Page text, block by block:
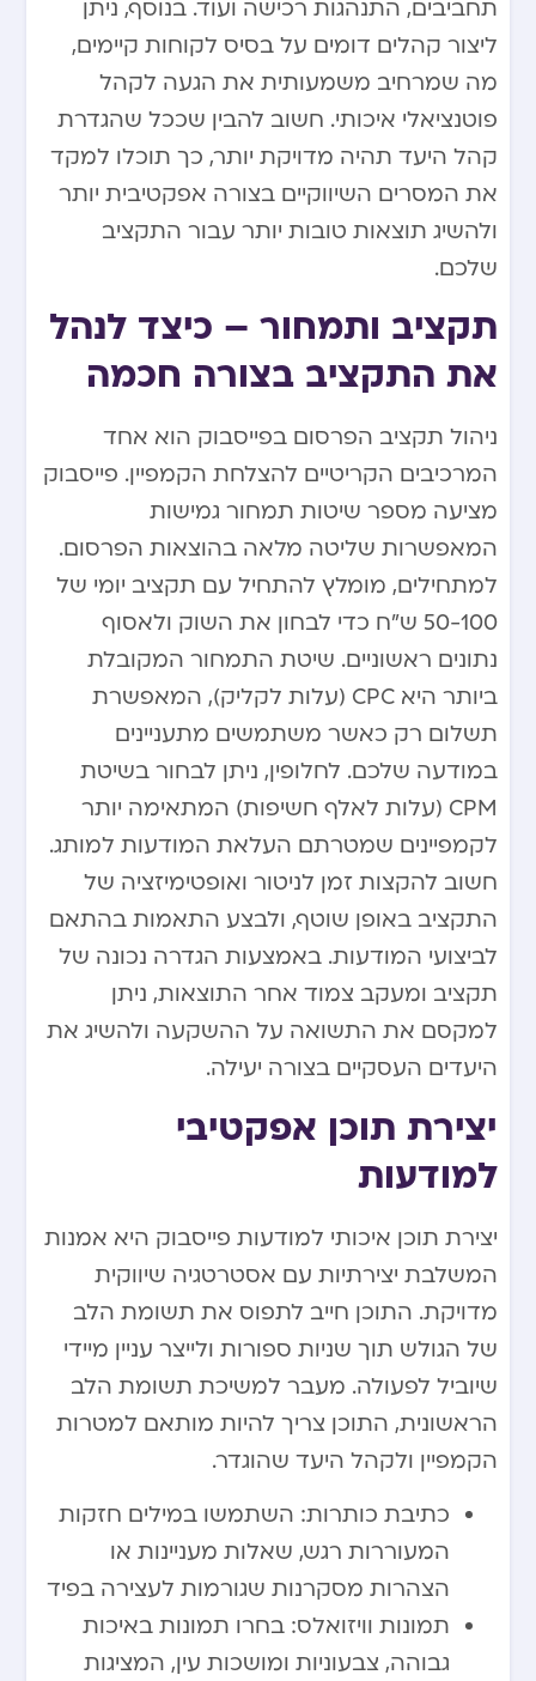
תחביבים, התנהגות רכישה ועוד. בנוסף, ניתן
ליצור קהלים דומים על בסיס לקוחות קיימים,
מה שמרחיב משמעותית את הגעה לקהל
פוטנציאלי איכותי. חשוב להבין שככל שהגדרת
קהל היעד תהיה מדויקת יותר, כך תוכלו למקד
את המסרים השיווקיים בצורה אפקטיבית יותר
ולהשיג תוצאות טובות יותר עבור התקציב
שלכם.
תקציב ותמחור – כיצד לנהל
את התקציב בצורה חכמה
ניהול תקציב הפרסום בפייסבוק הוא אחד
המרכיבים הקריטיים להצלחת הקמפיין. פייסבוק
מציעה מספר שיטות תמחור גמישות
המאפשרות שליטה מלאה בהוצאות הפרסום.
למתחילים, מומלץ להתחיל עם תקציב יומי של
50-100 ש”ח כדי לבחון את השוק ולאסוף
נתונים ראשוניים. שיטת התמחור המקובלת
ביותר היא CPC (עלות לקליק), המאפשרת
תשלום רק כאשר משתמשים מתעניינים
במודעה שלכם. לחלופין, ניתן לבחור בשיטת
CPM (עלות לאלף חשיפות) המתאימה יותר
לקמפיינים שמטרתם העלאת המודעות למותג.
חשוב להקצות זמן לניטור ואופטימיזציה של
התקציב באופן שוטף, ולבצע התאמות בהתאם
לביצועי המודעות. באמצעות הגדרה נכונה של
תקציב ומעקב צמוד אחר התוצאות, ניתן
למקסם את התשואה על ההשקעה ולהשיג את
היעדים העסקיים בצורה יעילה.
יצירת תוכן אפקטיבי
למודעות
יצירת תוכן איכותי למודעות פייסבוק היא אמנות
המשלבת יצירתיות עם אסטרטגיה שיווקית
מדויקת. התוכן חייב לתפוס את תשומת הלב
של הגולש תוך שניות ספורות ולייצר עניין מיידי
שיוביל לפעולה. מעבר למשיכת תשומת הלב
הראשונית, התוכן צריך להיות מותאם למטרות
הקמפיין ולקהל היעד שהוגדר.
כתיבת כותרות: השתמשו במילים חזקות
המעוררות רגש, שאלות מעניינות או
הצהרות מסקרנות שגורמות לעצירה בפיד
תמונות וויזואלס: בחרו תמונות באיכות
גבוהה, צבעוניות ומושכות עין, המציגות